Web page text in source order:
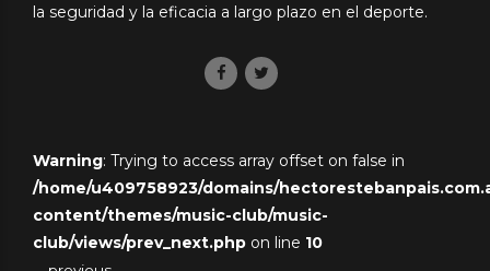
la seguridad y la eficacia a largo plazo en el deporte.
Warning: Trying to access array offset on false in
/home/u409758923/domains/
content/themes/music-club/music-
club/views/prev_next.php on line 10